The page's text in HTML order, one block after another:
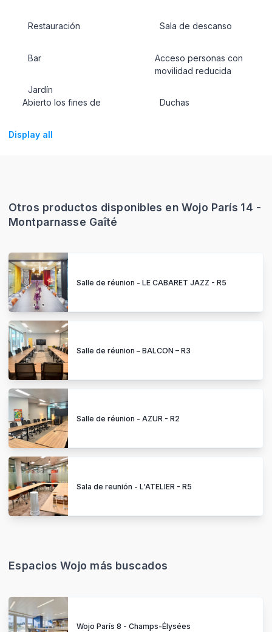
Restauración
Bar
Jardín
Abierto los fines de
Sala de descanso
Acceso personas con
movilidad reducida
Duchas
Display all
Otros productos disponibles en Wojo París 14 -
Montparnasse Gaîté
Salle de réunion - LE CABARET JAZZ - R5
Salle de réunion – BALCON – R3
Salle de réunion - AZUR - R2
Sala de reunión - L'ATELIER - R5
Espacios Wojo más buscados
Wojo París 8 - Champs-Élysées